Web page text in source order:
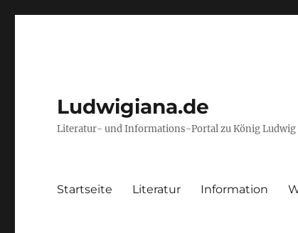
Ludwigiana.de
Literatur- und Informations-Portal zu König Ludwig
Startseite Literatur Information